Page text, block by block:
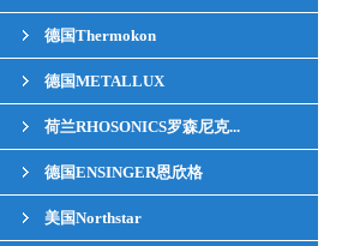
德国Thermokon
德国METALLUX
荷兰RHOSONICS罗森尼克...
德国ENSINGER恩欣格
美国Northstar